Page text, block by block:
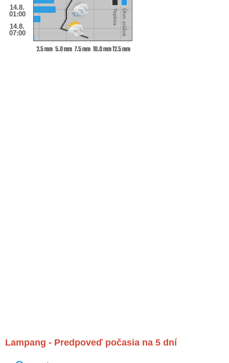
14.8.
01:00
14.8.
07:00
2.5 mm 5.0 mm 7.5 mm 10.0 mm12.5 mm
Úhrn zrážok
Teplota
Lampang - Predpoveď počasia na 5 dní